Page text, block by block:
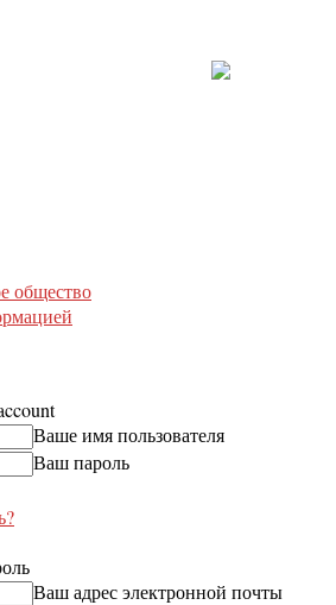
общество
Ваше имя пользователя
Ваш пароль
Ваш адрес электронной почты